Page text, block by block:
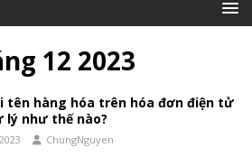
12 2023
tên hàng hóa trên hóa đơn điện tử
lý như thế nào?
ChungNguyen